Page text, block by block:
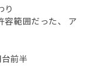
り
容範囲だった、 ア
前半